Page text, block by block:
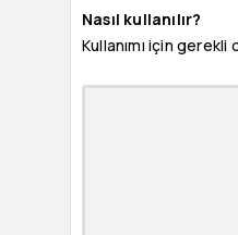
Nasıl kullanılır?
Kullanımı için